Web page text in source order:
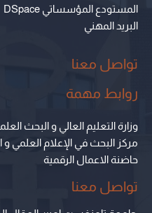
المستودع المؤسساتي DSpace
البريد المهني
تواصل معنا
روابط مهمة
وزارة التعليم العالي و البحث
مركز البحث في الإعلام العلمي و
حاضنة الاعمال الرقمية
تواصل معنا